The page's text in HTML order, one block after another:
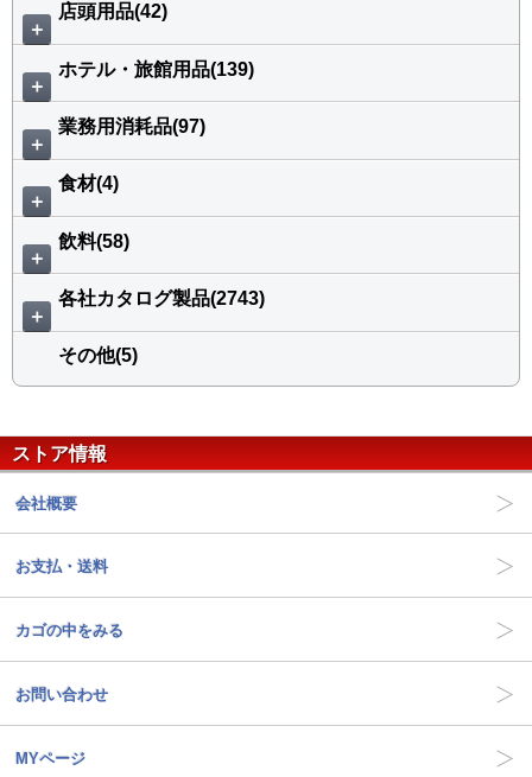
＋
店頭用品(42)
＋
ホテル・旅館用品(139)
＋
業務用消耗品(97)
＋
食材(4)
＋
飲料(58)
＋
各社カタログ製品(2743)
その他(5)
ストア情報
会社概要
お支払・送料
カゴの中をみる
お問い合わせ
MYページ